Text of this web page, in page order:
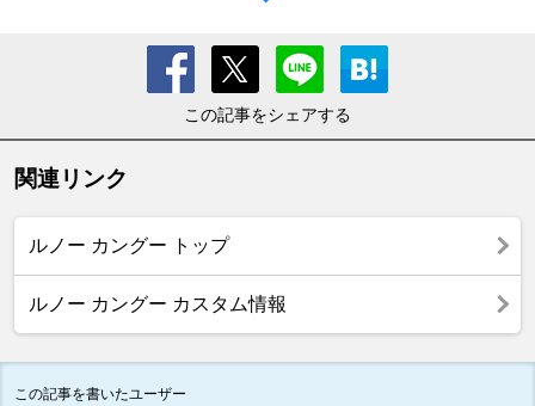
この記事をシェアする
関連リンク
ルノー カングー トップ
ルノー カングー カスタム情報
この記事を書いたユーザー